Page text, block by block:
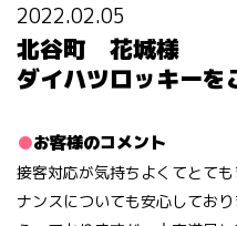
2022.02.05
北谷町 花城様
ダイハツロッキーを
お客様のコメント
接客対応が気持ちよくてとて
ナンスについても安心してお